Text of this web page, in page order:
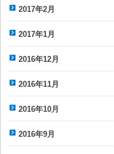
2017年2月
2017年1月
2016年12月
2016年11月
2016年10月
2016年9月